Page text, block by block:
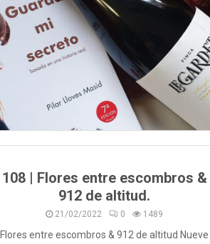
108 | Flores entre escombros &
912 de altitud.
21/02/2022 0 1489
Flores entre escombros & 912 de altitud Nueve